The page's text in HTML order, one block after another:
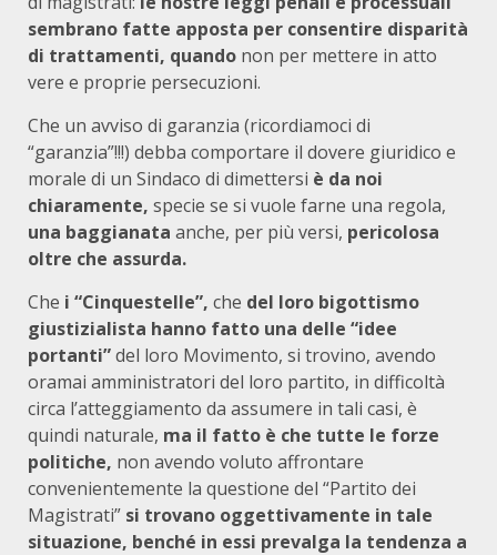
sembrano fatte apposta per consentire disparità
di trattamenti, quando non per mettere in atto
vere e proprie persecuzioni.
Che un avviso di garanzia (ricordiamoci di
“garanzia”!!!) debba comportare il dovere giuridico e
morale di un Sindaco di dimettersi è da noi
chiaramente, specie se si vuole farne una regola,
una baggianata anche, per più versi, pericolosa
oltre che assurda.
Che i “Cinquestelle”, che del loro bigottismo
giustizialista hanno fatto una delle “idee
portanti”del loro Movimento, si trovino, avendo
oramai amministratori del loro partito, in difficoltà
circa l’atteggiamento da assumere in tali casi, è
quindi naturale, ma il fatto è che tutte le forze
politiche, non avendo voluto affrontare
convenientemente la questione del “Partito dei
Magistrati” si trovano oggettivamente in tale
situazione, benché in essi prevalga la tendenza a